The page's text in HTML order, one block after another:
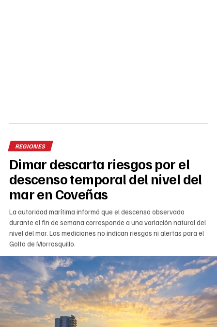
REGIONES
Dimar descarta riesgos por el
descenso temporal del nivel del
mar en Coveñas
La autoridad marítima informó que el descenso observado
durante el fin de semana corresponde a una variación natural del
nivel del mar. Las mediciones no indican riesgos ni alertas para el
Golfo de Morrosquillo.